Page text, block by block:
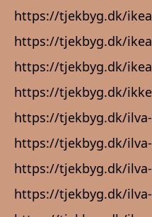
https://tjekbyg.dk/
https://tjekbyg.dk/
https://tjekbyg.dk/
https://tjekbyg.dk/
https://tjekbyg.dk/
https://tjekbyg.dk/
https://tjekbyg.dk/
https://tjekbyg.dk/